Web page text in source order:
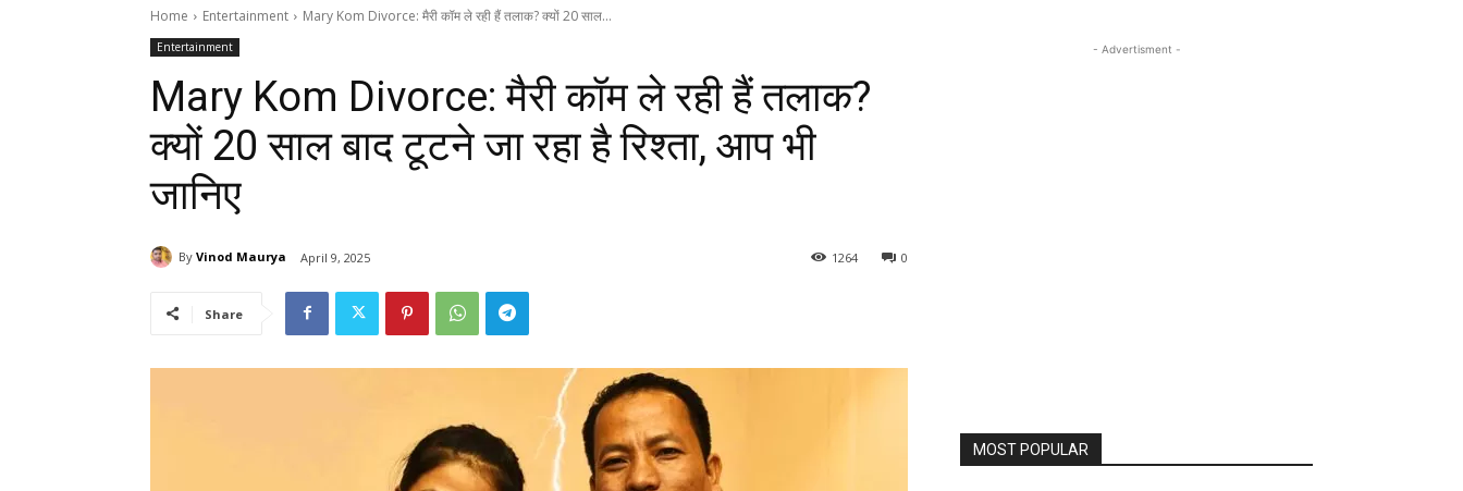
Home Entertainment Mary Kom Divorce: मैरी कॉम ले रही हैं तलाक? क्यों 20 साल...
Entertainment
Mary Kom Divorce: मैरी कॉम ले रही हैं तलाक?
क्यों 20 साल बाद टूटने जा रहा है रिश्ता, आप भी
जानिए
By Vinod Maurya April 9, 2025 0
1264
Share
- Advertisment -
MOST POPULAR